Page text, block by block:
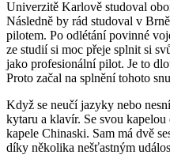
Univerzitě Karlově studoval
Následně by rád studoval v
pilotem. Po odlétání povinné
ze studií si moc přeje splnit si
jako profesionální pilot. Je to
Proto začal na splnění tohoto
Když se neučí jazyky nebo
kytaru a klavír. Se svou
kapele Chinaski. Sam má dvě
díky několika nešťastným